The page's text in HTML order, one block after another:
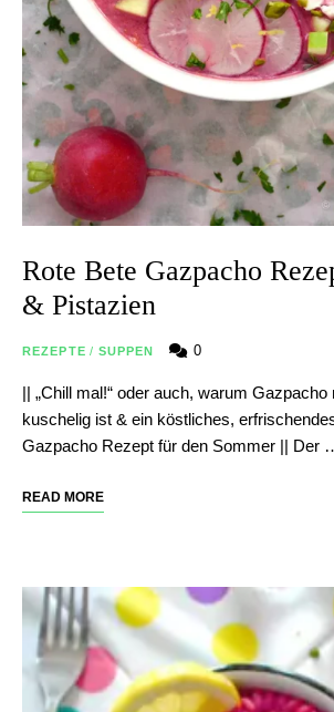
Rote Bete Gazpacho
& Pistazien
REZEPTE / SUPPEN 0
|| „Chill mal!“ oder auch, warum
kuschelig ist & ein köstliches,
Gazpacho Rezept für den Sommer || Der
READ MORE